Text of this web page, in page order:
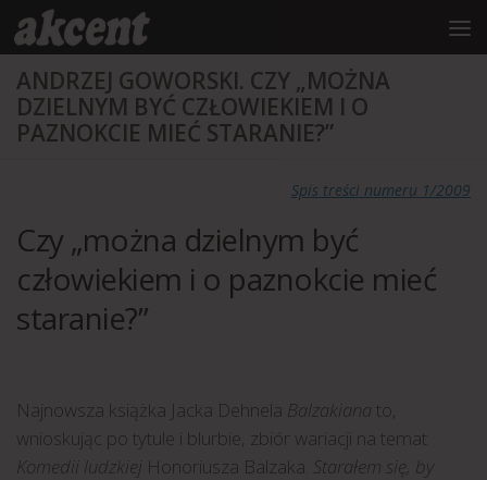
treści
Przejdź do treści
ANDRZEJ GOWORSKI. CZY „MOŻNA
DZIELNYM BYĆ CZŁOWIEKIEM I O
PAZNOKCIE MIEĆ STARANIE?”
Spis treści numeru 1/2009
Czy „można dzielnym być
człowiekiem i o paznokcie mieć
staranie?”
Najnowsza książka Jacka Dehnela Balzakiana to,
wnioskując po tytule i blurbie, zbiór wariacji na temat
Komedii ludzkiej Honoriusza Balzaka. Starałem się, by